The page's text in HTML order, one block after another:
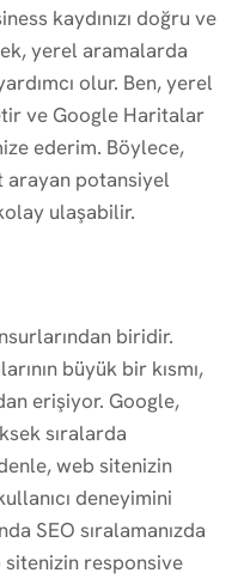
kaydınızı doğru ve
yerel aramalarda
olur. Ben, yerel
ve Google Haritalar
ederim. Böylece,
arayan potansiyel
ulaşabilir.
biridir.
büyük bir kısmı,
erişiyor. Google,
sıralarda
web sitenizin
deneyimini
SEO sıralamanızda
responsive